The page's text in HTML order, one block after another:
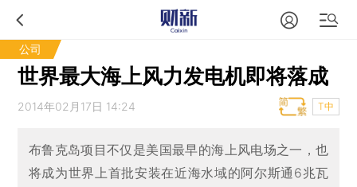
公司
世界最大海上风力发电机即将落成
2014年02月17日 14:24 T中
布鲁克岛项目不仅是美国最早的海上风电场之一，也
将成为世界上首批安装在近海水域的阿尔斯通6兆瓦